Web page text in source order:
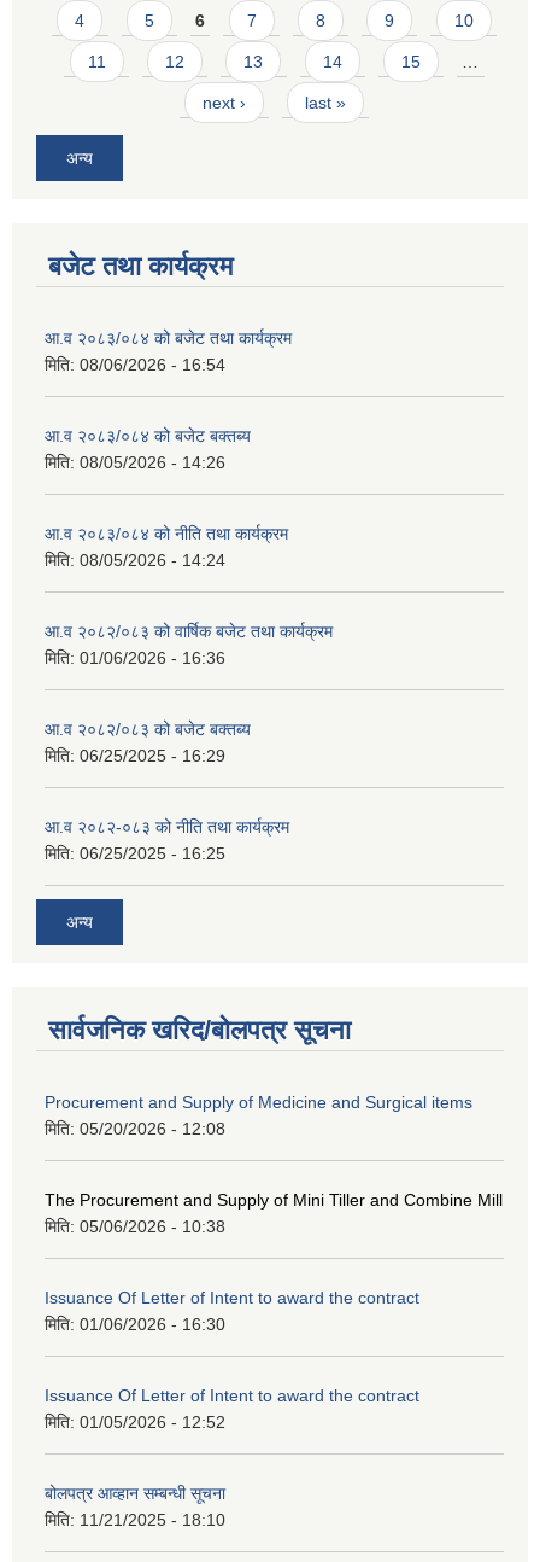
4 5 6 7 8 9 10
11 12 13 14 15
next › last »
अन्य
बजेट तथा कार्यक्रम
आ.व २०८३/०८४ को बजेट तथा कार्यक्रम
मिति: 08/06/2026 - 16:54
आ.व २०८३/०८४ को बजेट बक्तब्य
मिति: 08/05/2026 - 14:26
आ.व २०८३/०८४ को नीति तथा कार्यक्रम
मिति: 08/05/2026 - 14:24
आ.व २०८२/०८३ को वार्षिक बजेट तथा कार्यक्रम
मिति: 01/06/2026 - 16:36
आ.व २०८२/०८३ को बजेट बक्तब्य
मिति: 06/25/2025 - 16:29
आ.व २०८२-०८३ को नीति तथा कार्यक्रम
मिति: 06/25/2025 - 16:25
अन्य
सार्वजनिक खरिद/बोलपत्र सूचना
Procurement and Supply of Medicine and Surgical items
मिति: 05/20/2026 - 12:08
The Procurement and Supply of Mini Tiller and Combine Mill
मिति: 05/06/2026 - 10:38
Issuance Of Letter of Intent to award the contract
मिति: 01/06/2026 - 16:30
Issuance Of Letter of Intent to award the contract
मिति: 01/05/2026 - 12:52
बोलपत्र आव्हान सम्बन्धी सूचना
मिति: 11/21/2025 - 18:10